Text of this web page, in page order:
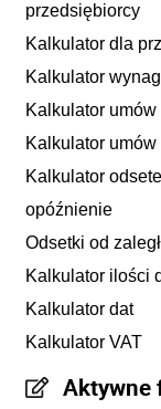
przedsiębiorcy
Kalkulator dla
Kalkulator
Kalkulator
Kalkulator umów
Kalkulator
opóźnienie
Odsetki od
Kalkulator ilości
Kalkulator dat
Kalkulator VAT
Aktywne